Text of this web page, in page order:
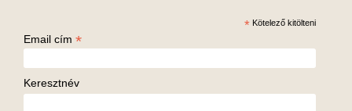
* Kötelező kitölteni
Email cím *
Keresztnév